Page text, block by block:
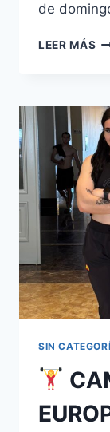
de
LEER MÁS
DE
SIN